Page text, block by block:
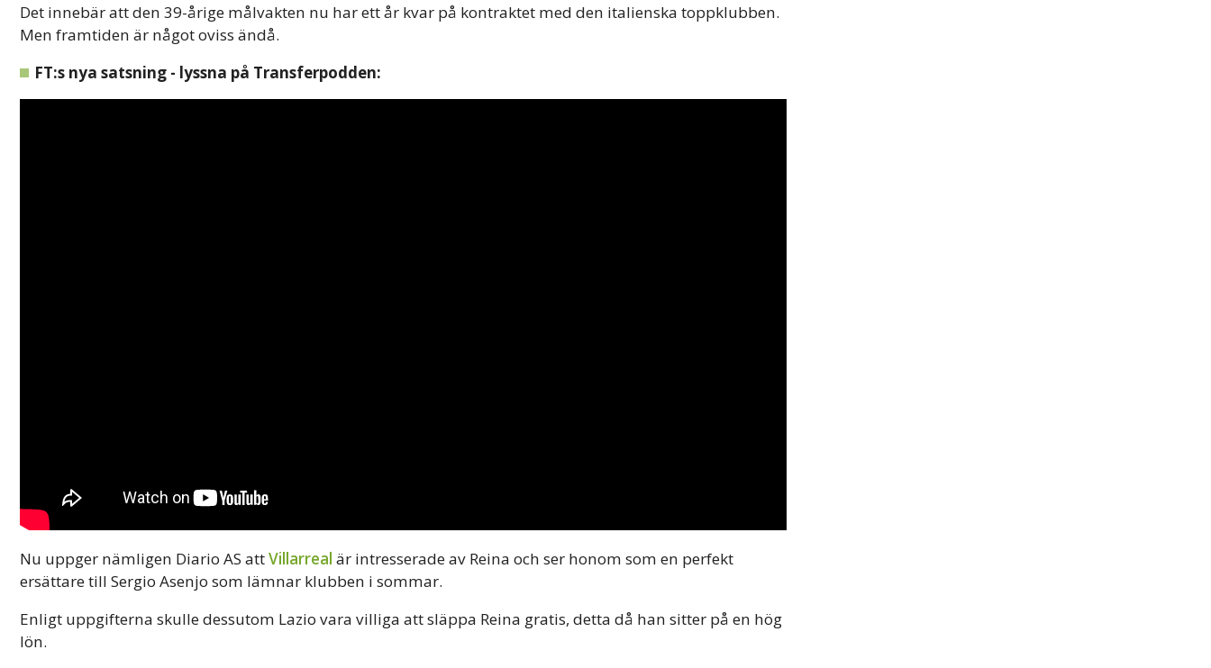
Det innebär att den 39-årige målvakten nu har ett år kvar på kontraktet med den italienska toppklubben.
Men framtiden är något oviss ändå.
FT:s nya satsning - lyssna på Transferpodden:
Nu uppger nämligen Diario AS attVillarreal är intresserade av Reina och ser honom som en perfekt
ersättare till Sergio Asenjo som lämnar klubben i sommar.
Enligt uppgifterna skulle dessutom Lazio vara villiga att släppa Reina gratis, detta då han sitter på en hög
lön.